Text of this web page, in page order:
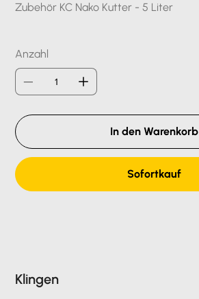
Zubehör KC Nako Kutter - 5 Liter
Anzahl
In den Warenkorb
Sofortkauf
Klingen